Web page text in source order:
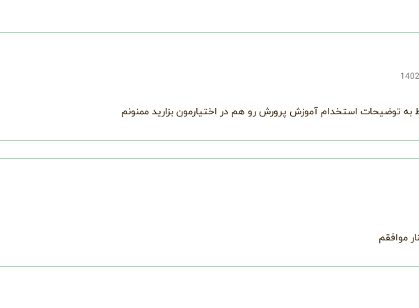
به توضیحات استخدام آموزش پرورش رو هم در اختیارمون بزارید ممنونم
موافقم